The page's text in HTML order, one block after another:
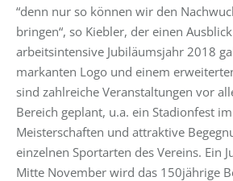
“denn nur so können wir den
bringen“, so Kiebler, der einen
arbeitsintensive Jubiläumsjahr 2018
markanten Logo und einem
sind zahlreiche Veranstaltungen vor
Bereich geplant, u.a. ein Stadionfest
Meisterschaften und attraktive
einzelnen Sportarten des Vereins. Ein
Mitte November wird das 150jährige